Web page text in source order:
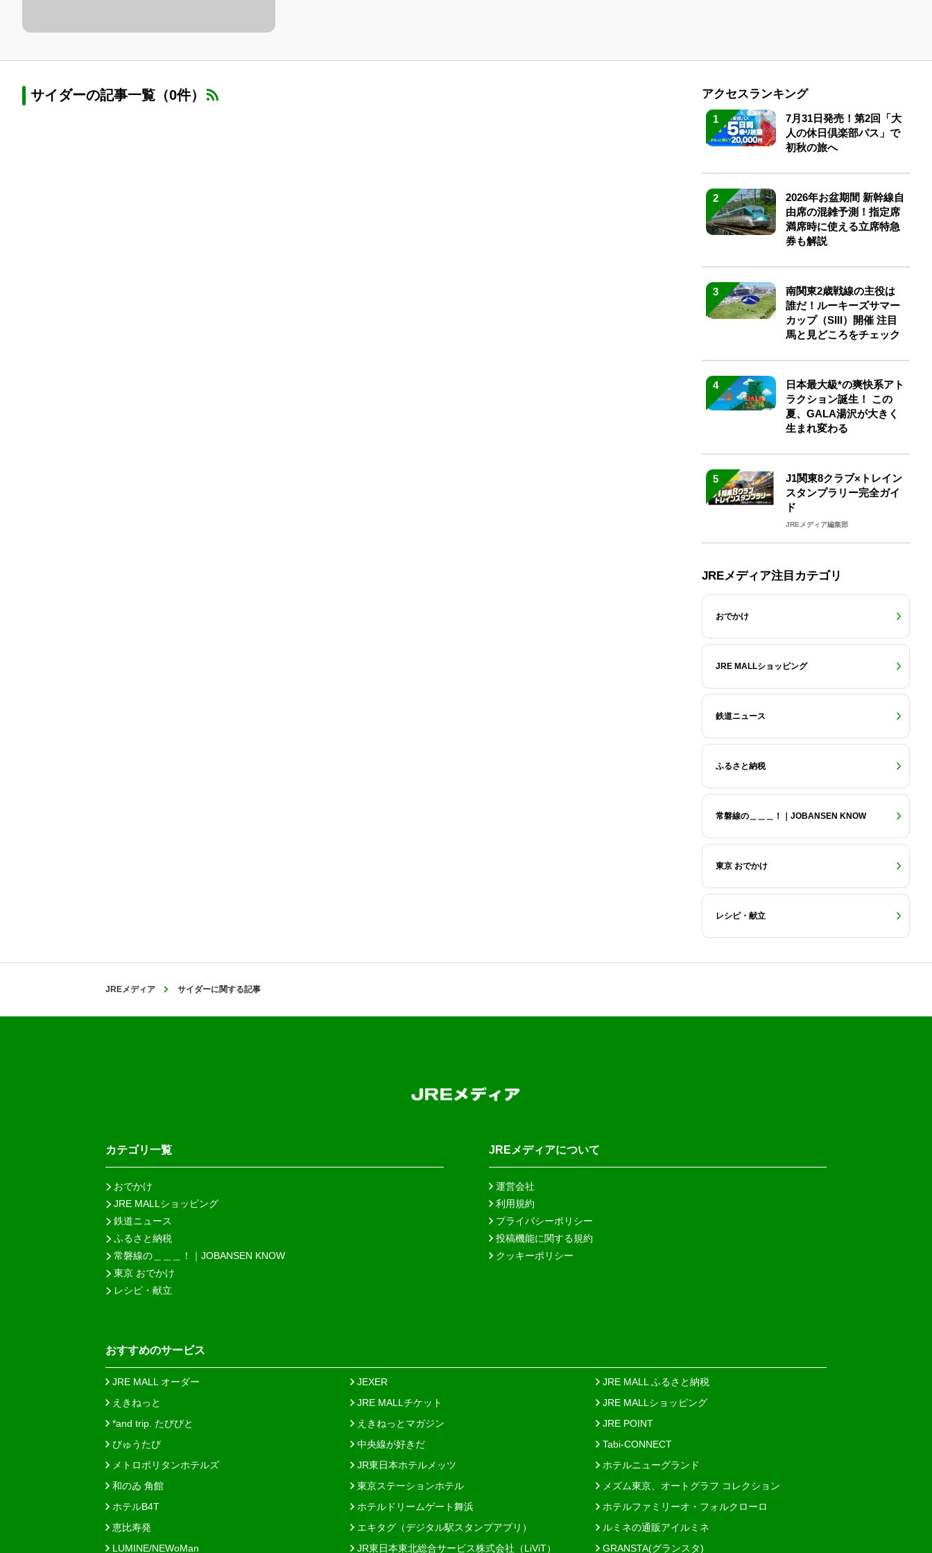
サイダーの記事一覧（0件） アクセスランキング
1
7月31日発売！第2回「大
人の休日倶楽部パス」で
初秋の旅へ
2
2026年お盆期間 新幹線自
由席の混雑予測！指定席
満席時に使える立席特急
券も解説
3
南関東2歳戦線の主役は
誰だ！ルーキーズサマー
カップ（SIII）開催 注目
馬と見どころをチェック
4
日本最大級*の爽快系アト
ラクション誕生！ この
夏、GALA湯沢が大きく
生まれ変わる
5
J1関東8クラブ×トレイン
スタンプラリー完全ガイ
ド
JREメディア編集部
JREメディア注目カテゴリ
おでかけ
JRE MALLショッピング
鉄道ニュース
ふるさと納税
常磐線の＿＿＿！｜JOBANSEN KNOW
東京 おでかけ
レシピ・献立
JREメディア サイダーに関する記事
カテゴリ一覧
おでかけ
JRE MALLショッピング
鉄道ニュース
ふるさと納税
常磐線の＿＿＿！｜JOBANSEN KNOW
東京 おでかけ
レシピ・献立
JREメディアについて
運営会社
利用規約
プライバシーポリシー
投稿機能に関する規約
クッキーポリシー
おすすめのサービス
JRE MALL オーダー JEXER
JRE MALL ふるさと納税
えきねっと
JRE MALLチケット
JRE MALLショッピング
*and trip. たびびと
えきねっとマガジン
JRE POINT
びゅうたび
中央線が好きだ
Tabi-CONNECT
メトロポリタンホテルズ
JR東日本ホテルメッツ
ホテルニューグランド
和のゐ 角館
東京ステーションホテル
メズム東京、オートグラフ コレクション
ホテルB4T
ホテルドリームゲート舞浜
ホテルファミリーオ・フォルクローロ
恵比寿発
エキタグ（デジタル駅スタンプアプリ）
ルミネの通販アイルミネ
LUMINE/NEWoMan
JR東日本東北総合サービス株式会社（LiViT） GRANSTA(グランスタ)